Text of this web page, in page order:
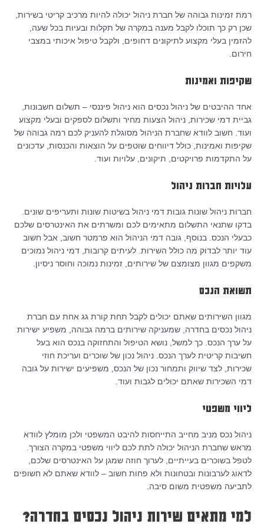
רמת זמינות גבוהה של חברת ניהול יכולה להיות מרכיב קריטי בשירות,
שכן רק כך תוכלו לקבל מענה במקרה של תקלות ובעיות בכל שעה,
להזמין בעלי מקצוע לתיקונים דחופים, ולקבל טיפול איכותי במצבי
חירום.
שקיפות ואמינות
אחד ההיבטים של ניהול נכסים הוא ניהול פיננסי – תשלום חשבונות,
גביית דמי שכירות, ניהול הצעות מחיר ותשלום לספקים ובעלי מקצוע
ועוד. חשוב לוודא שחברת הניהול מסוגלת להעניק לכם רמה גבוהה של
שקיפות ואמינות, כולל דיווחים שוטפים על הוצאות והכנסות, עדכונים
על התקדמות פרויקטים, תיקונים, עלויות ועוד.
עלויות חברות ניהול
חברות ניהול שונות גובות דמי ניהול בשיטות שונות ותעריפים שונים.
בדקו שתנאי התשלום מתאימים לכם ומשרתים את האינטרסים שלכם
כבעלי הנכס. בנוסף, גובה דמי הניהול הוא פרמטר חשוב, אבל חשוב
עוד יותר לבדוק מה כולל השירות. לעיתים קרובות, דמי ניהול נמוכים
משקפים מגוון מצומצם של שירותים, זמינות נמוכה וחוסר ניסיון.
תשואת הנכס
מגוון השירותים שאתם יכולים לקבל תחת קורת גג אחת עם חברת
ניהול נכסים בחדרה, שמעניקה שירותים ברמה גבוהה, משפיע ישירות
על ערך הנכס. כך למשל, נושא הטיפול והתחזוקה בנכס הוא בעל
חשיבות קריטית לערך הנכס. ניהול נכון של שוכרים ועריכת חוזי
שכירות, לצד שיווק ותמחור נכון של הנכס, משפיעים ישירות על גובה
דמי השכירות שאתם יכולים לגבות ועוד.
ליווי משפטי
ניהול נכס מניב מחייב התייחסות להיבט המשפטי ולכן מומלץ לוודא
מראש שחברת הניהול יכולה לתת לכם ליווי משפטי במקרה הצורך.
לטפל בשוכרים בעייתיים, לערוך חוזה שמגן על האינטרסים שלכם,
לדאוג לערבונות ובטחונות ולא פחות חשוב – לוודא שאתם לא חשופים
לתביעה משפטית משום סיבה.
למי מתאים שירות ניהול נכסים בחדרה?